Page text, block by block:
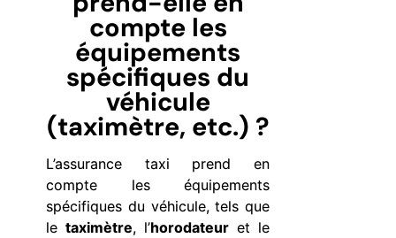
compte les
équipements
spécifiques du
véhicule
(taximètre, etc.) ?
L’assurance taxi prend en
compte les équipements
spécifiques du véhicule, tels que
le taximètre, l’horodateur et le